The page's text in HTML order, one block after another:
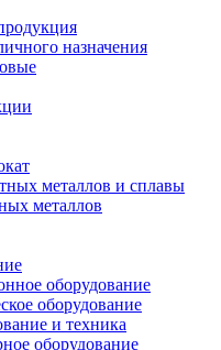
назначения
металлов и сплавы
металлов
оборудование
оборудование
и техника
оборудование